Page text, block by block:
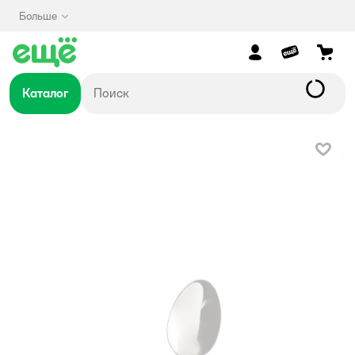
Больше
Каталог
В